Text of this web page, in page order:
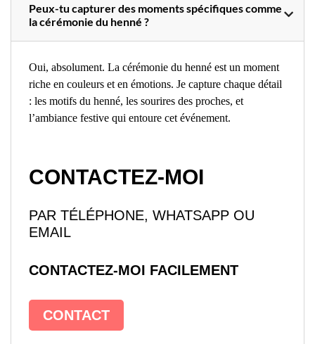
Peux-tu capturer des moments spécifiques comme
la cérémonie du henné ?
Oui, absolument. La cérémonie du henné est un moment
riche en couleurs et en émotions. Je capture chaque détail
: les motifs du henné, les sourires des proches, et
l’ambiance festive qui entoure cet événement.
CONTACTEZ-MOI
PAR TÉLÉPHONE, WHATSAPP OU
EMAIL
CONTACTEZ-MOI FACILEMENT
CONTACT